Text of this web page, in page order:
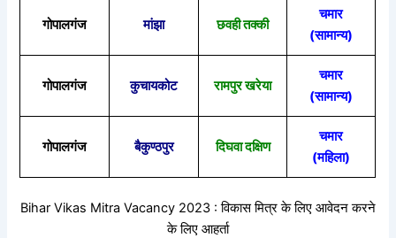
गोपालगंज मांझा छवही तक्की
चमार
(सामान्य)
गोपालगंज कुचायकोट रामपुर खरेया
चमार
(सामान्य)
गोपालगंज बैकुण्ठपुर दिघवा दक्षिण
चमार
(महिला)
Bihar Vikas Mitra Vacancy 2023 : विकास मित्र के लिए आवेदन करने
के लिए आहर्ता